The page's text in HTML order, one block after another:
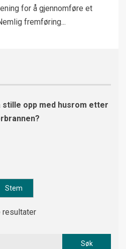
for å gjennomføre et
fremføring...
stille opp med husrom etter
resultater